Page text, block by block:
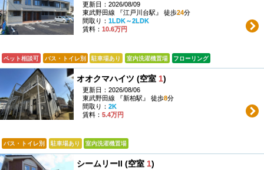
更新日：2026/08/09
東武野田線 『江戸川台駅』 徒歩24分
間取り： 1LDK～2LDK
賃料： 10.6万円
ペット相談可 バス・トイレ別 駐車場あり 室内洗濯機置場 フローリング
オオクマハイツ (空室 1)
更新日：2026/08/06
東武野田線 『新柏駅』 徒歩8分
間取り： 2K
賃料： 5.4万円
バス・トイレ別 駐車場あり 室内洗濯機置場
シームリーII (空室 1)